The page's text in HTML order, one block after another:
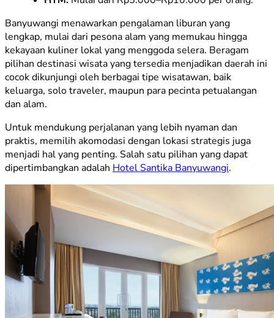
Banyuwangi menawarkan pengalaman liburan yang
lengkap, mulai dari pesona alam yang memukau hingga
kekayaan kuliner lokal yang menggoda selera. Beragam
pilihan destinasi wisata yang tersedia menjadikan daerah ini
cocok dikunjungi oleh berbagai tipe wisatawan, baik
keluarga, solo traveler, maupun para pecinta petualangan
dan alam.
Untuk mendukung perjalanan yang lebih nyaman dan
praktis, memilih akomodasi dengan lokasi strategis juga
menjadi hal yang penting. Salah satu pilihan yang dapat
dipertimbangkan adalah Hotel Santika Banyuwangi.